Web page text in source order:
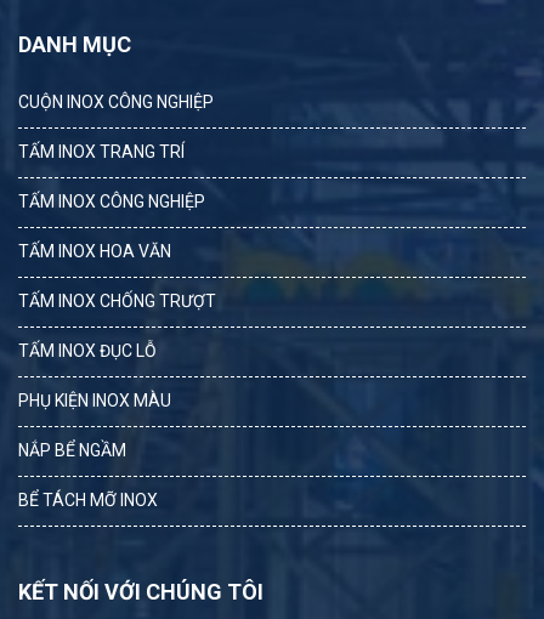
DANH MỤC
CUỘN INOX CÔNG NGHIỆP
TẤM INOX TRANG TRÍ
TẤM INOX CÔNG NGHIỆP
TẤM INOX HOA VĂN
TẤM INOX CHỐNG TRƯỢT
TẤM INOX ĐỤC LỖ
PHỤ KIỆN INOX MÀU
NẮP BỂ NGẦM
BỂ TÁCH MỠ INOX
KẾT NỐI VỚI CHÚNG TÔI